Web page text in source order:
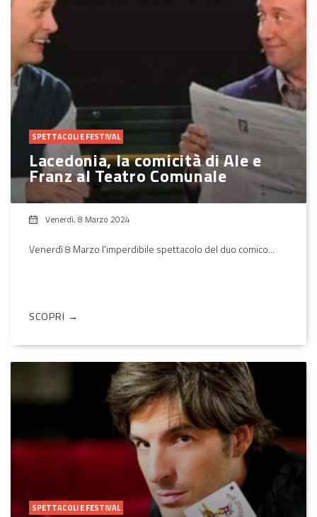
SPETTACOLI E FESTIVAL
Lacedonia, la comicità di Ale e
Franz al Teatro Comunale
Venerdì, 8 Marzo 2024
Venerdì 8 Marzo l'imperdibile spettacolo del duo comico...
SCOPRI →
SPETTACOLI E FESTIVAL